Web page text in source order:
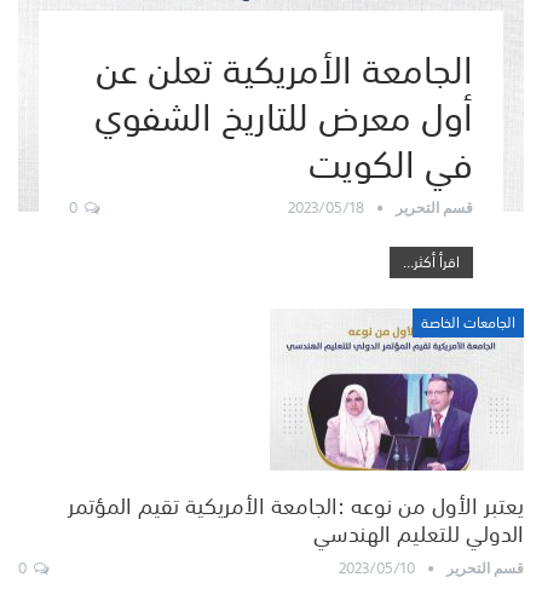
الجامعة الأمريكية تعلن عن
أول معرض للتاريخ الشفوي
في الكويت
قسم التحرير 2023/05/18
0
اقرأ أكثر...
الجامعات الخاصة
يعتبر الأول من نوعه :الجامعة الأمريكية تقيم المؤتمر
الدولي للتعليم الهندسي
قسم التحرير 2023/05/10